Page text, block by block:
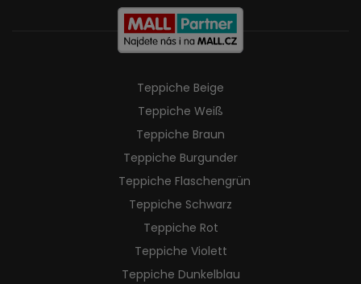
Teppiche Beige
Teppiche Weiß
Teppiche Braun
Teppiche Burgunder
Teppiche Flaschengrün
Teppiche Schwarz
Teppiche Rot
Teppiche Violett
Teppiche Dunkelblau